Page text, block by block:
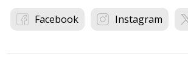
Facebook Instagram